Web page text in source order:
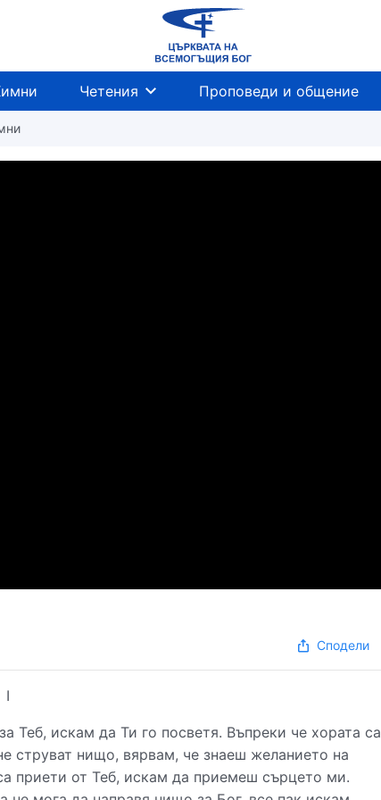
Четения Проповеди и общение
Сподели
I
искам да Ти го посветя. Въпреки че хората са
струват нищо, вярвам, че знаеш желанието на
приети от Теб, искам да приемеш сърцето ми.